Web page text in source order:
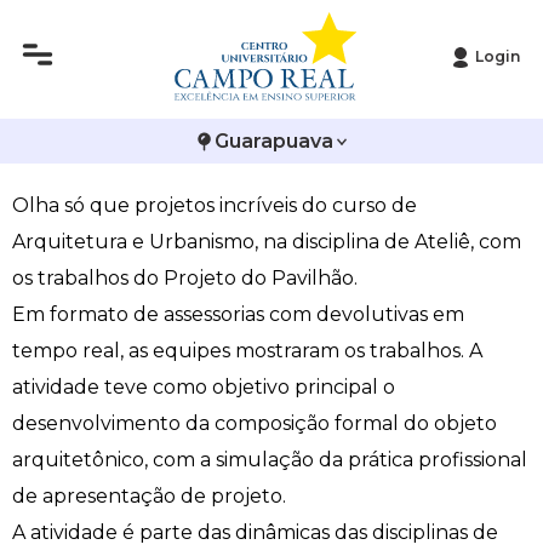
Login
Guarapuava
Acadêmicos de Arquitetura apresentam Projetos
Olha só que projetos incríveis do curso de
Arquitetura e Urbanismo, na disciplina de Ateliê, com
os trabalhos do Projeto do Pavilhão.
Em formato de assessorias com devolutivas em
tempo real, as equipes mostraram os trabalhos. A
atividade teve como objetivo principal o
desenvolvimento da composição formal do objeto
arquitetônico, com a simulação da prática profissional
de apresentação de projeto.
A atividade é parte das dinâmicas das disciplinas de
Infraestrutura
Editais
Publicações Institucionais
Arquitetura e Urbanismo
Biomedicina
Ciências Contábeis
Enfermagem
Engenharia Agronômica
Engenharia Civil
Vestibular de Inverno
Vestibular de Medicina
2ª Via de Boleto
Atestado de Matrícula
Atividades Complementares e Sociais
Biblioteca
Calendário Acadêmico
Calendário de Provas
Carteirinha de Estudante
Central de Estágios - TCC
Avalie a Campo Real
Bolsas e Incentivos
CPA
COLAP
Comissão de Ética no Uso de Animais
Comitê de Ética em Pesquisa
Diploma Digital
Educação em Direitos Humanos